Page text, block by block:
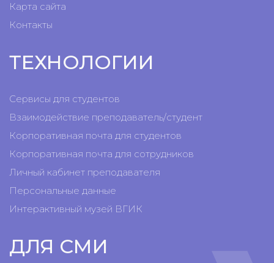
Карта сайта
Контакты
ТЕХНОЛОГИИ
Сервисы для студентов
Взаимодействие преподаватель/студент
Корпоративная почта для студентов
Корпоративная почта для сотрудников
Личный кабинет преподавателя
Персональные данные
Интерактивный музей ВГИК
ДЛЯ СМИ